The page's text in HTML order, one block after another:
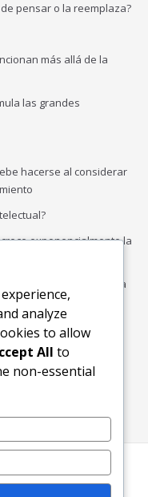
pensar o la reemplaza?
más allá de la
las grandes
hacerse al considerar
exponencialmente la
para los canales. La
Temáticos
analyze
to allow
All to
non-essential